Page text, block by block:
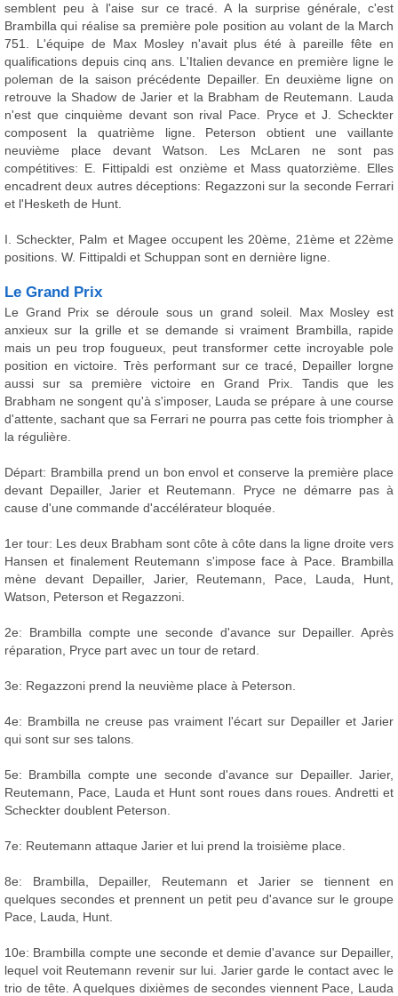
semblent peu à l'aise sur ce tracé. A la surprise générale, c'est
Brambilla qui réalise sa première pole position au volant de la March
751. L'équipe de Max Mosley n'avait plus été à pareille fête en
qualifications depuis cinq ans. L'Italien devance en première ligne le
poleman de la saison précédente Depailler. En deuxième ligne on
retrouve la Shadow de Jarier et la Brabham de Reutemann. Lauda
n'est que cinquième devant son rival Pace. Pryce et J. Scheckter
composent la quatrième ligne. Peterson obtient une vaillante
neuvième place devant Watson. Les McLaren ne sont pas
compétitives: E. Fittipaldi est onzième et Mass quatorzième. Elles
encadrent deux autres déceptions: Regazzoni sur la seconde Ferrari
et l'Hesketh de Hunt.
I. Scheckter, Palm et Magee occupent les 20ème, 21ème et 22ème
positions. W. Fittipaldi et Schuppan sont en dernière ligne.
Le Grand Prix
Le Grand Prix se déroule sous un grand soleil. Max Mosley est
anxieux sur la grille et se demande si vraiment Brambilla, rapide
mais un peu trop fougueux, peut transformer cette incroyable pole
position en victoire. Très performant sur ce tracé, Depailler lorgne
aussi sur sa première victoire en Grand Prix. Tandis que les
Brabham ne songent qu'à s'imposer, Lauda se prépare à une course
d'attente, sachant que sa Ferrari ne pourra pas cette fois triompher à
la régulière.
Départ: Brambilla prend un bon envol et conserve la première place
devant Depailler, Jarier et Reutemann. Pryce ne démarre pas à
cause d'une commande d'accélérateur bloquée.
1er tour: Les deux Brabham sont côte à côte dans la ligne droite vers
Hansen et finalement Reutemann s'impose face à Pace. Brambilla
mène devant Depailler, Jarier, Reutemann, Pace, Lauda, Hunt,
Watson, Peterson et Regazzoni.
2e: Brambilla compte une seconde d'avance sur Depailler. Après
réparation, Pryce part avec un tour de retard.
3e: Regazzoni prend la neuvième place à Peterson.
4e: Brambilla ne creuse pas vraiment l'écart sur Depailler et Jarier
qui sont sur ses talons.
5e: Brambilla compte une seconde d'avance sur Depailler. Jarier,
Reutemann, Pace, Lauda et Hunt sont roues dans roues. Andretti et
Scheckter doublent Peterson.
7e: Reutemann attaque Jarier et lui prend la troisième place.
8e: Brambilla, Depailler, Reutemann et Jarier se tiennent en
quelques secondes et prennent un petit peu d'avance sur le groupe
Pace, Lauda, Hunt.
10e: Brambilla compte une seconde et demie d'avance sur Depailler,
lequel voit Reutemann revenir sur lui. Jarier garde le contact avec le
trio de tête. A quelques dixièmes de secondes viennent Pace, Lauda